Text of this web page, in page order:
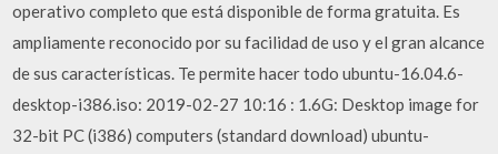
operativo completo que está disponible de forma gratuita. Es
ampliamente reconocido por su facilidad de uso y el gran alcance
de sus características. Te permite hacer todo ubuntu-16.04.6-
desktop-i386.iso: 2019-02-27 10:16 : 1.6G: Desktop image for
32-bit PC (i386) computers (standard download) ubuntu-